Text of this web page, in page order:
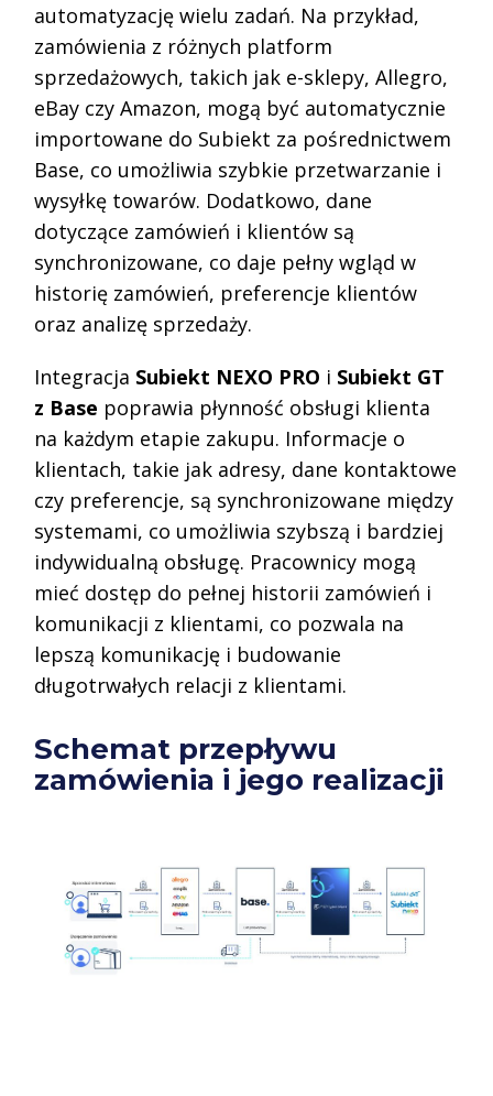
automatyzację wielu zadań. Na przykład,
zamówienia z różnych platform
sprzedażowych, takich jak e-sklepy, Allegro,
eBay czy Amazon, mogą być automatycznie
importowane do Subiekt za pośrednictwem
Base, co umożliwia szybkie przetwarzanie i
wysyłkę towarów. Dodatkowo, dane
dotyczące zamówień i klientów są
synchronizowane, co daje pełny wgląd w
historię zamówień, preferencje klientów
oraz analizę sprzedaży.
Integracja Subiekt NEXO PRO i Subiekt GT
z Base poprawia płynność obsługi klienta
na każdym etapie zakupu. Informacje o
klientach, takie jak adresy, dane kontaktowe
czy preferencje, są synchronizowane między
systemami, co umożliwia szybszą i bardziej
indywidualną obsługę. Pracownicy mogą
mieć dostęp do pełnej historii zamówień i
komunikacji z klientami, co pozwala na
lepszą komunikację i budowanie
długotrwałych relacji z klientami.
Schemat przepływu
zamówienia i jego realizacji